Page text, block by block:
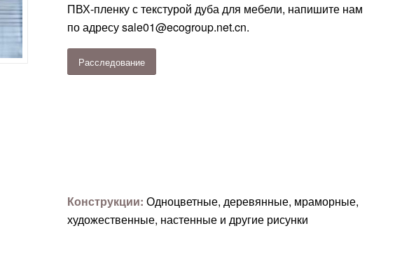
ПВХ-пленку с текстурой дуба для мебели, напишите нам
по адресуsale01@ecogroup.net.cn.
Расследование
Конструкции: Одноцветные, деревянные, мраморные,
художественные, настенные и другие рисунки